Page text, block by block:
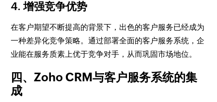
4. 增强竞争优势
在客户期望不断提高的背景下，出色的客户服务已经成为
一种差异化竞争策略。通过部署全面的客户服务系统，企
业能在服务质素上优于竞争对手，从而巩固市场地位。
四、Zoho CRM与客户服务系统的集
成